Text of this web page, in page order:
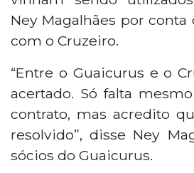
Ney Magalhães por conta
com o Cruzeiro.
“Entre o Guaicurus e o
acertado. Só falta
contrato, mas acredito
resolvido”, disse Ney
sócios do Guaicurus.